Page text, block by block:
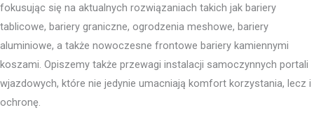
fokusując się na aktualnych rozwiązaniach takich jak bariery
tablicowe, bariery graniczne, ogrodzenia meshowe, bariery
aluminiowe, a także nowoczesne frontowe bariery kamiennymi
koszami. Opiszemy także przewagi instalacji samoczynnych portali
wjazdowych, które nie jedynie umacniają komfort korzystania, lecz i
ochronę.